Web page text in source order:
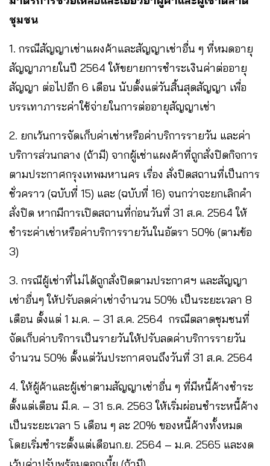
ชุมชน
1. กรณีสัญญาเช่าแผงค้าและสัญญาเช่าอื่น ๆ ที่หมดอายุ
สัญญาภายในปี 2564 ให้ขยายการชำระเงินค่าต่ออายุ
สัญญา ต่อไปอีก 6 เดือน นับตั้งแต่วันสิ้นสุดสัญญา เพื่อ
บรรเทาภาระค่าใช้จ่ายในการต่ออายุสัญญาเช่า
2. ยกเว้นการจัดเก็บค่าเช่าหรือค่าบริการรายวัน และค่า
บริการส่วนกลาง (ถ้ามี) จากผู้เช่าแผงค้าที่ถูกสั่งปิดกิจการ
ตามประกาศกรุงเทพมหานคร เรื่อง สั่งปิดสถานที่เป็นการ
ชั่วคราว (ฉบับที่ 15) และ (ฉบับที่ 16) จนกว่าจะยกเลิกคำ
สั่งปิด หากมีการเปิดสถานที่ก่อนวันที่ 31 ส.ค. 2564 ให้
ชำระค่าเช่าหรือค่าบริการรายวันในอัตรา 50% (ตามข้อ
3)
3. กรณีผู้เช่าที่ไม่ได้ถูกสั่งปิดตามประกาศฯ และสัญญา
เช่าอื่นๆ ให้ปรับลดค่าเช่าจำนวน 50% เป็นระยะเวลา 8
เดือน ตั้งแต่ 1 ม.ค. – 31 ส.ค. 2564 กรณีตลาดชุมชนที่
จัดเก็บค่าบริการเป็นรายวันให้ปรับลดค่าบริการรายวัน
จำนวน 50% ตั้งแต่วันประกาศจนถึงวันที่ 31 ส.ค. 2564
4. ให้ผู้ค้าและผู้เช่าตามสัญญาเช่าอื่น ๆ ที่มีหนี้ค้างชำระ
ตั้งแต่เดือน มี.ค. – 31 ธ.ค. 2563 ให้เริ่มผ่อนชำระหนี้ค้าง
เป็นระยะเวลา 5 เดือน ๆ ละ 20% ของหนี้ค้างทั้งหมด
โดยเริ่มชำระตั้งแต่เดือนก.ย. 2564 – ม.ค. 2565 และงด